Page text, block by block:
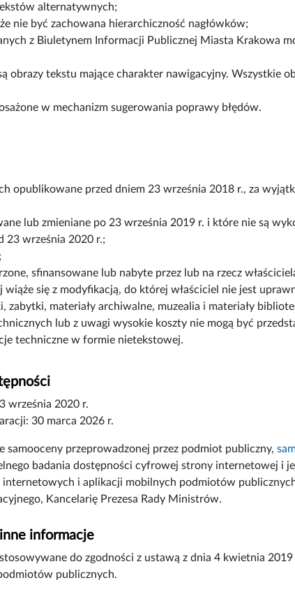
alternatywnych;
nie być zachowana hierarchiczność nagłówków;
z Biuletynem Informacji Publicznej Miasta Krakowa
obrazy tekstu mające charakter nawigacyjny. Wszystkie
w mechanizm sugerowania poprawy błędów.
opublikowane przed dniem 23 września 2018 r., za
lub zmieniane po 23 września 2019 r. i które nie są
23 września 2020 r.;
sfinansowane lub nabyte przez lub na rzecz
się z modyfikacją, do której właściciel nie jest
zabytki, materiały archiwalne, muzealia i materiały
lub z uwagi wysokie koszty nie mogą być
techniczne w formie nietekstowej.
września 2020 r.
30 marca 2026 r.
samooceny przeprowadzonej przez podmiot publiczny,
badania dostępności cyfrowej strony internetowej i
i aplikacji mobilnych podmiotów
Kancelarię Prezesa Rady Ministrów.
informacje
do zgodności z ustawą z dnia 4 kwietnia
publicznych.